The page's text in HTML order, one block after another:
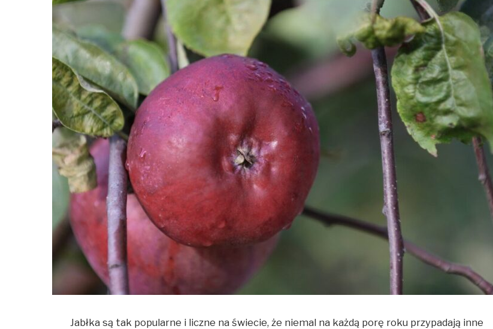
Jabłka są tak popularne i liczne na świecie, że niemal na każdą porę roku przypadają inne